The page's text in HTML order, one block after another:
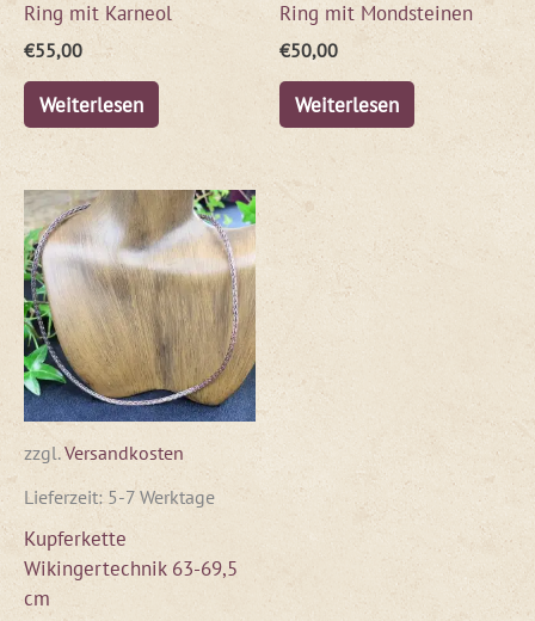
Ring mit Karneol
€55,00
Weiterlesen
Ring mit Mondsteinen
€50,00
Weiterlesen
zzgl.Versandkosten
Lieferzeit: 5-7 Werktage
Kupferkette
Wikingertechnik 63-69,5
cm